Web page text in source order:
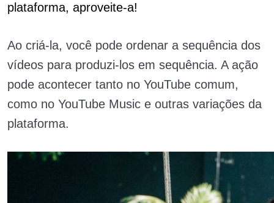
plataforma, aproveite-a!
Ao criá-la, você pode ordenar a sequência dos
vídeos para produzi-los em sequência. A ação
pode acontecer tanto no YouTube comum,
como no YouTube Music e outras variações da
plataforma.